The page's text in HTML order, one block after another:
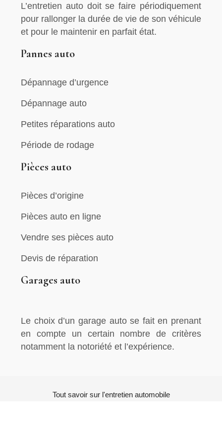
L’entretien auto doit se faire périodiquement
pour rallonger la durée de vie de son véhicule
et pour le maintenir en parfait état.
Pannes auto
Dépannage d’urgence
Dépannage auto
Petites réparations auto
Période de rodage
Pièces auto
Pièces d’origine
Pièces auto en ligne
Vendre ses pièces auto
Devis de réparation
Garages auto
Le choix d’un garage auto se fait en prenant
en compte un certain nombre de critères
notamment la notoriété et l’expérience.
Tout savoir sur l'entretien automobile